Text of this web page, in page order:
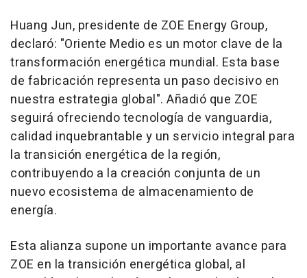
Huang Jun, presidente de ZOE Energy Group,
declaró: "Oriente Medio es un motor clave de la
transformación energética mundial. Esta base
de fabricación representa un paso decisivo en
nuestra estrategia global". Añadió que ZOE
seguirá ofreciendo tecnología de vanguardia,
calidad inquebrantable y un servicio integral para
la transición energética de la región,
contribuyendo a la creación conjunta de un
nuevo ecosistema de almacenamiento de
energía.
Esta alianza supone un importante avance para
ZOE en la transición energética global, al